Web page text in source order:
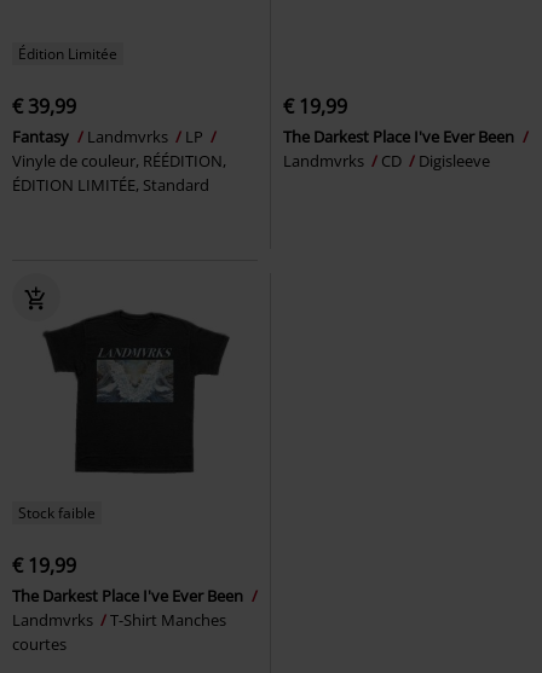
Édition Limitée
€ 39,99
Fantasy Landmvrks
LP
Vinyle de couleur, RÉÉDITION,
ÉDITION LIMITÉE, Standard
€ 19,99
The Darkest Place I've Ever Been
Landmvrks
CD Digisleeve
Stock faible
€ 19,99
The Darkest Place I've Ever Been
Landmvrks
T-Shirt Manches
courtes